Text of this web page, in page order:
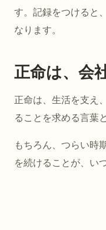
す。記録をつけると
なります。
正命は、会
正命は、生活を支え
ることを求める言葉
もちろん、つらい時
を続けることが、い